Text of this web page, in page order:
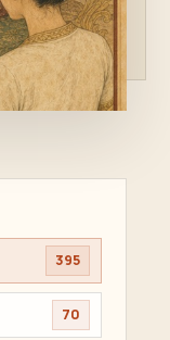
395
70